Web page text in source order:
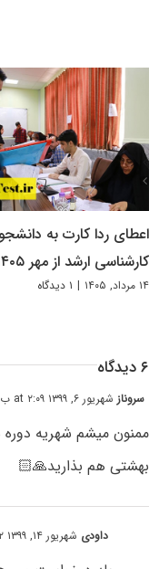
اعطای ردا کارت به
کارشناسی ارشد از مهر ۱۴۰۵
۱۴ مرداد, ۱۴۰۵ | ۱ دیدگاه
۶ دیدگاه
سروناز شهریور ۶, ۱۳۹۹ at ۲:۰۹ ب٫ظ
ممنون میشم شهریه دوره
بهشتى هم بذارید🙏🏻
داودی شهریور ۱۴, ۱۳۹۹ at ۱۰:۳۲ ق٫ظ